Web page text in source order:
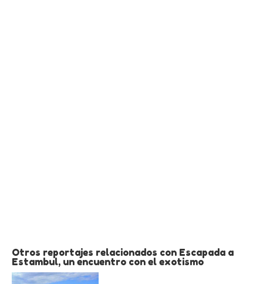
Otros reportajes relacionados con Escapada a
Estambul, un encuentro con el exotismo